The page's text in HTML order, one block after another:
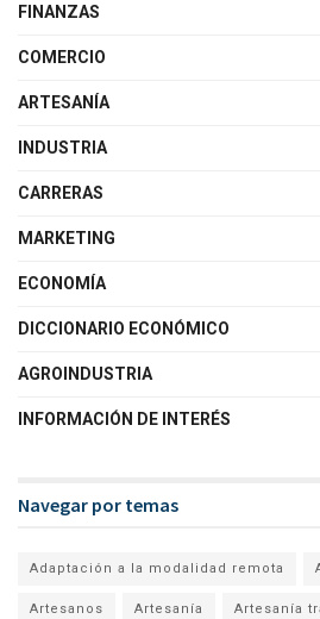
FINANZAS
COMERCIO
ARTESANÍA
INDUSTRIA
CARRERAS
MARKETING
ECONOMÍA
DICCIONARIO ECONÓMICO
AGROINDUSTRIA
INFORMACIÓN DE INTERÉS
Navegar por temas
Adaptación a la modalidad remota
Artesanos Artesanía Artesanía